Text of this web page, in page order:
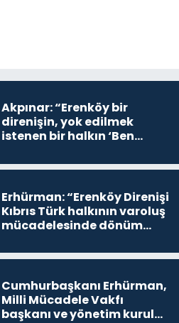
Akpınar: “Erenköy bir
direnişin, yok edilmek
istenen bir halkın ‘Ben
devam edeceğim’ dediği
Erhürman: “Erenköy Direnişi
Kıbrıs Türk halkının varoluş
mücadelesinde dönüm
Cumhurbaşkanı Erhürman,
Milli Mücadele Vakfı
başkanı ve yönetim kurulu